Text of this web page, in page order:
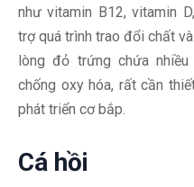
như vitamin B12, vitamin
trợ quá trình trao đổi chất
lòng đỏ trứng chứa
chống oxy hóa, rất cần
phát triển cơ bắp.
Cá hồi